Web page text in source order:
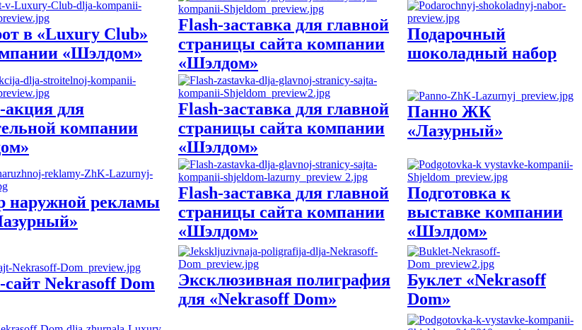
в «Luxury Club»
«Шэлдом»
Flash-заставка для главной
страницы сайта компании
«Шэлдом»
Подарочный
шоколадный набор
для
компании
Flash-заставка для главной
страницы сайта компании
«Шэлдом»
Панно ЖК
«Лазурный»
наружной рекламы
Flash-заставка для главной
страницы сайта компании
«Шэлдом»
Подготовка к
выставке компании
«Шэлдом»
Nekrasoff Dom
Эксклюзивная полиграфия
для «Nekrasoff Dom»
Буклет «Nekrasoff
Dom»